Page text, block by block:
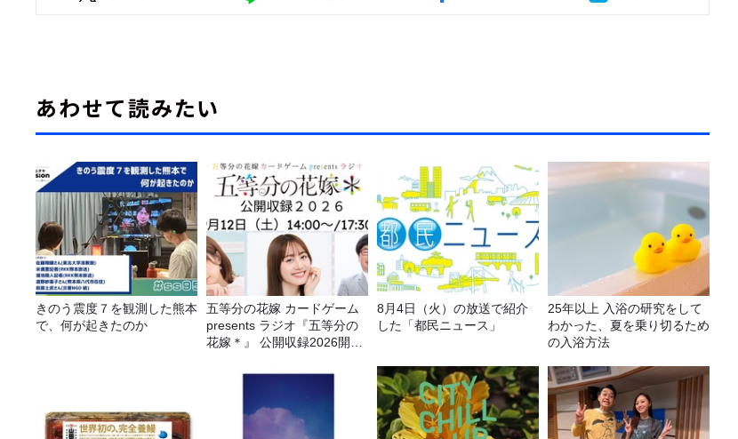
あわせて読みたい
きのう震度７を観測した熊本
で、何が起きたのか
五等分の花嫁 カードゲーム
presents ラジオ『五等分の
花嫁＊』 公開収録2026開催
8月4日（火）の放送で紹介
した「都民ニュース」
25年以上 入浴の研究をして
わかった、夏を乗り切るため
の入浴方法